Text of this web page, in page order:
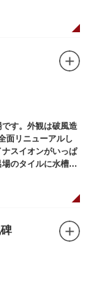
す。外観は破風造
面リニューアルし
スイオンがいっぱ
のタイルに水槽が